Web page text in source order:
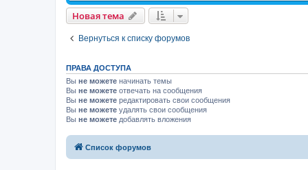
Новая тема
Вернуться к списку форумов
ПРАВА ДОСТУПА
Вы не можете начинать темы
Вы не можете отвечать на сообщения
Вы не можете редактировать свои сообщения
Вы не можете удалять свои сообщения
Вы не можете добавлять вложения
Список форумов